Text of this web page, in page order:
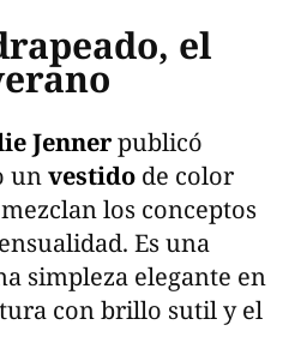
el
Jennerpublicó
unvestido de color
los conceptos
Es una
simpleza elegante en
con brillo sutil y el